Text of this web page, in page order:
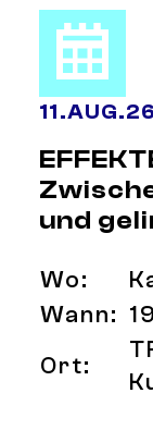
11.AUG.26
und
Wo:
Wann:
Ort: